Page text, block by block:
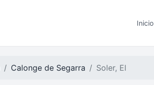
Inicio
Calonge de Segarra Soler, El